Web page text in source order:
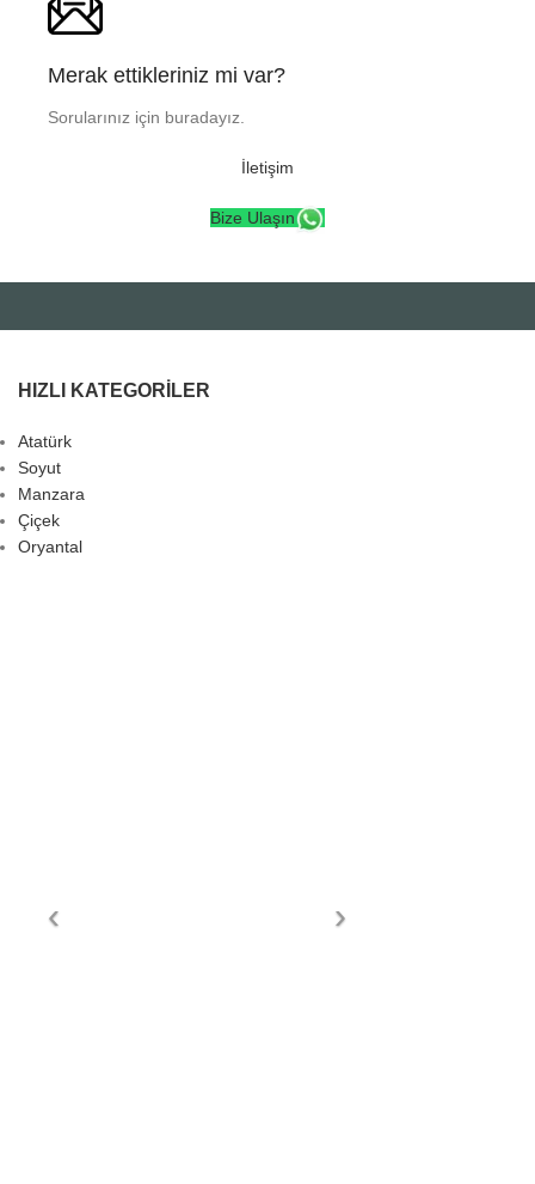
Merak ettikleriniz mi var?
Sorularınız için buradayız.
İletişim
Bize Ulaşın
HIZLI KATEGORILER
Atatürk
Soyut
Manzara
Çiçek
Oryantal